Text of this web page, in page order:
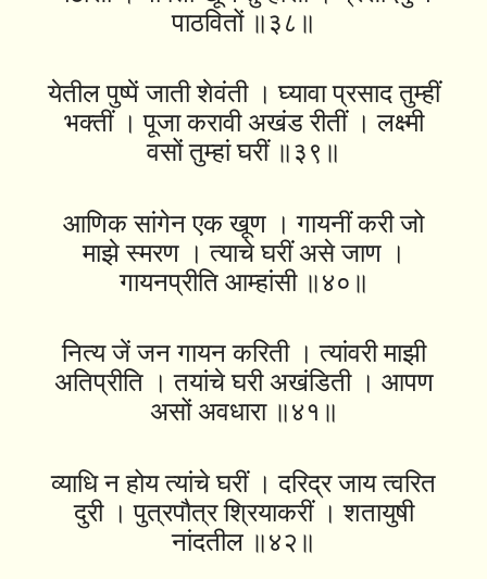
पाठवितों ॥३८॥
येतील पुष्पें जाती शेवंती । घ्यावा प्रसाद तुम्हीं
भक्तीं । पूजा करावी अखंड रीतीं । लक्ष्मी
वसों तुम्हां घरीं ॥३९॥
आणिक सांगेन एक खूण । गायनीं करी जो
माझे स्मरण । त्याचे घरीं असे जाण ।
गायनप्रीति आम्हांसी ॥४०॥
नित्य जें जन गायन करिती । त्यांवरी माझी
अतिप्रीति । तयांचे घरी अखंडिती । आपण
असों अवधारा ॥४१॥
व्याधि न होय त्यांचे घरीं । दरिद्र जाय त्वरित
दुरी । पुत्रपौत्र श्रियाकरीं । शतायुषी
नांदतील ॥४२॥